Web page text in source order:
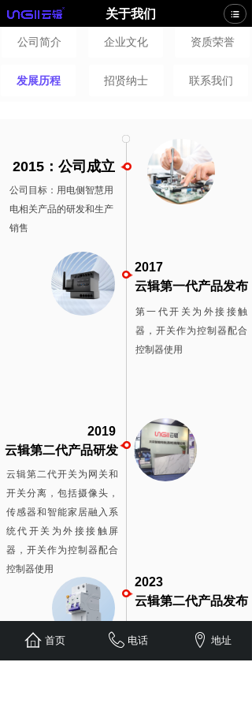
企业文化
联系我们
招贤纳士
公司简介
发展历程
资质荣誉
2017
云辑第一代产品发布
2015：公司成立
公司目标：用电侧智慧用
电相关产品的研发和生产
销售
2023
云辑第二代产品发布
发成功，包括网关，智慧
2019
云辑第二代产品研发
第一代开关为外接接触
器，开关作为控制器配合
控制器使用
云辑第二代开关为网关和
开关分离，包括摄像头，
传感器和智能家居融入系
统代开关为外接接触屏
器，开关作为控制器配合
控制器使用
关于我们
首页 电话 地址